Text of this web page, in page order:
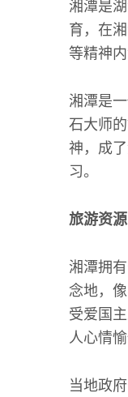
湘潭是
育，在
等精神
湘潭是
石大师
神，成
习。
旅游资源
湘潭拥
念地，
受爱国
人心情愉
当地政